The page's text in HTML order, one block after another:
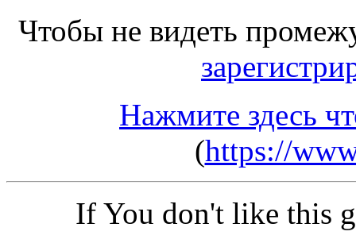
Чтобы не видеть
Нажмите здесь
(https://
If You don't like this